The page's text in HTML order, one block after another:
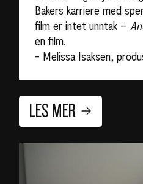
Bakers karriere med
film er intet unntak –
en film.
- Melissa Isaksen,
LES MER